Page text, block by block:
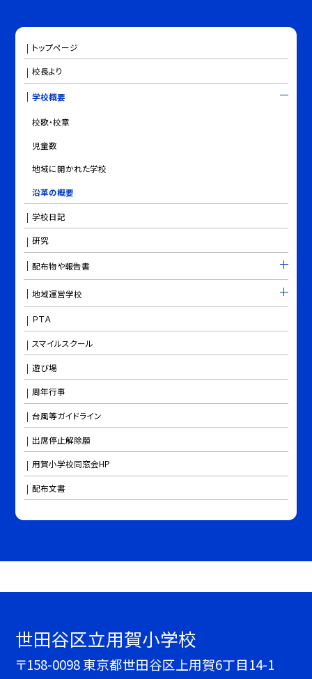
トップページ
校長より
学校概要
校歌・校章
児童数
地域に開かれた学校
沿革の概要
学校日記
研究
配布物や報告書
地域運営学校
ＰＴＡ
スマイルスクール
遊び場
周年行事
台風等ガイドライン
出席停止解除願
用賀小学校同窓会HP
配布文書
世田谷区立用賀小学校
〒158-0098 東京都世田谷区上用賀6丁目14-1